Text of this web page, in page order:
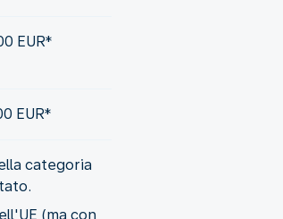
EUR*
EUR*
categoria
(ma con